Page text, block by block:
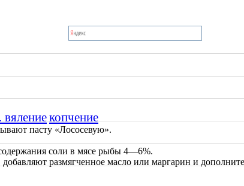
копчение
пасту «Лососевую».
соли в мясе рыбы 4—6%.
размягченное масло или маргарин и